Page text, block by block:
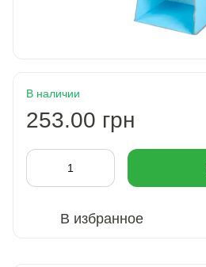
В наличии
253.00 грн
В избранное